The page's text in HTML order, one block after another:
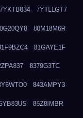
7YKTB834 7YTLLGT7
80M18M6R
81GAYE1F
8379G3TC
843AMPY3
85Z8IMBR